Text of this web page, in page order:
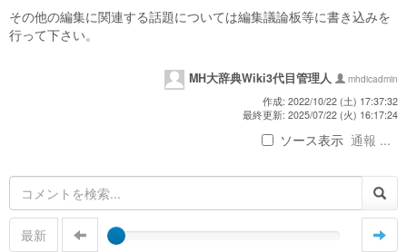
その他の編集に関連する話題については編集議論板等に書き込みを
行って下さい。
MH大辞典Wiki3代目管理人
mhdicadmin
作成: 2022/10/22 (土) 17:37:32
最終更新: 2025/07/22 (火) 16:17:24
ソース表示 通報 ...
最新